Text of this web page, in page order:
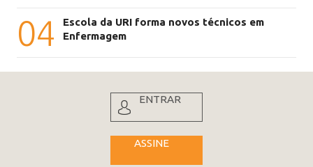
04
Escola da URI forma novos técnicos em
Enfermagem
ENTRAR
ASSINE